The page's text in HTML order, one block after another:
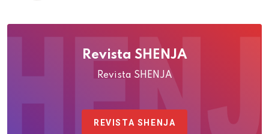
Revista SHENJA
Revista SHENJA
REVISTA SHENJA